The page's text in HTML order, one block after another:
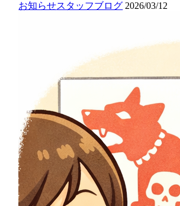
お知らせスタッフブログ 2026/03/12